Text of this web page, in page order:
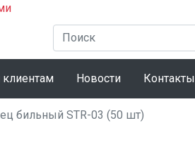
Новости Контакты
бильный STR-03 (50 шт)